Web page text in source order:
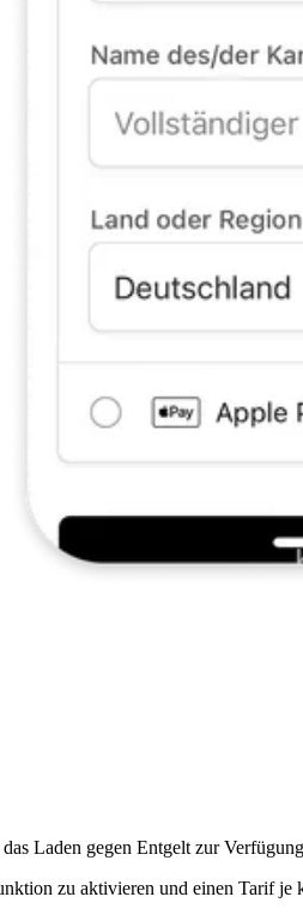
Laden gegen Entgelt zur
zu aktivieren und einen Tarif je